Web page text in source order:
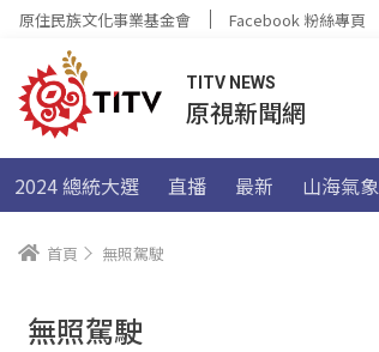
原住民族文化事業基金會 Facebook 粉絲專頁
TITV NEWS
原視新聞網
2024 總統大選 直播 最新 山海氣象
首頁 無照駕駛
無照駕駛